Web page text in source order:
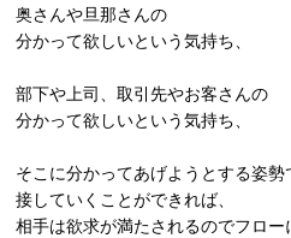
奥さんや旦那さんの
分かって欲しいという気持ち、
部下や上司、取引先やお客さんの
分かって欲しいという気持ち、
そこに分かってあげようとする姿勢
接していくことができれば、
相手は欲求が満たされるのでフロー